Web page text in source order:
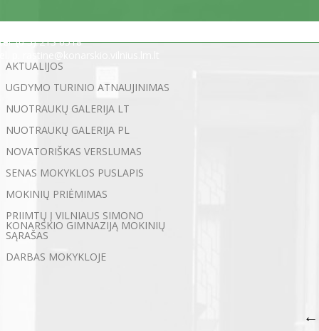
tel. (0 5) 213 0518
AKTUALIJOS
UGDYMO TURINIO ATNAUJINIMAS
NUOTRAUKŲ GALERIJA LT
NUOTRAUKŲ GALERIJA PL
NOVATORIŠKAS VERSLUMAS
SENAS MOKYKLOS PUSLAPIS
MOKINIŲ PRIĖMIMAS
PRIIMTŲ Į VILNIAUS SIMONO
KONARSKIO GIMNAZIJĄ MOKINIŲ
SĄRAŠAS
DARBAS MOKYKLOJE
←